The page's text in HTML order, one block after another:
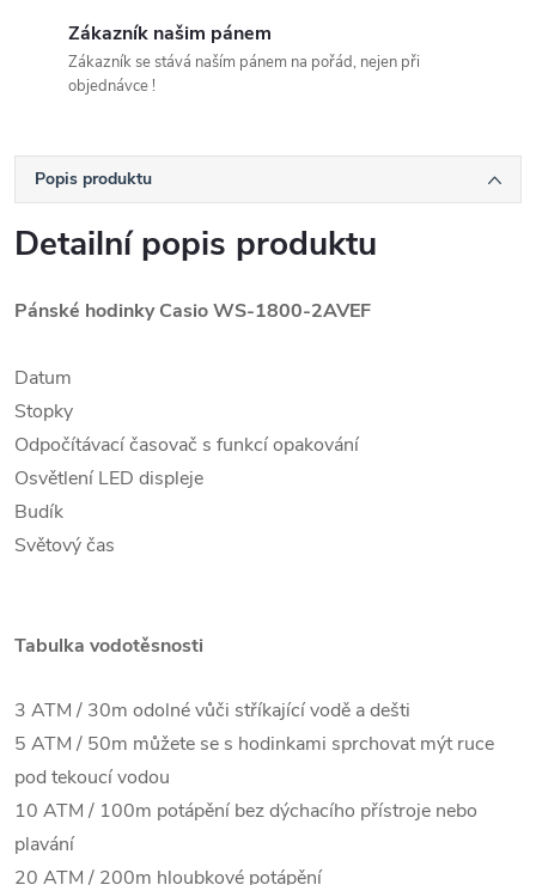
Zákazník našim pánem
Zákazník se stává naším pánem na pořád, nejen při
objednávce !
Popis produktu
Detailní popis produktu
Pánské hodinky CasioWS-1800-2AVEF
Datum
Stopky
Odpočítávací časovač s funkcí opakování
Osvětlení LED displeje
Budík
Světový čas
Tabulka vodotěsnosti
3 ATM / 30m odolné vůči stříkající vodě a dešti
5 ATM / 50m můžete se s hodinkami sprchovat mýt ruce
pod tekoucí vodou
10 ATM / 100m potápění bez dýchacího přístroje nebo
plavání
20 ATM / 200m hloubkové potápění